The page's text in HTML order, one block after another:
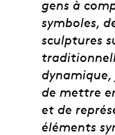
gens à
symboles,
sculptures
dynamique,
de mettre
et de
éléments